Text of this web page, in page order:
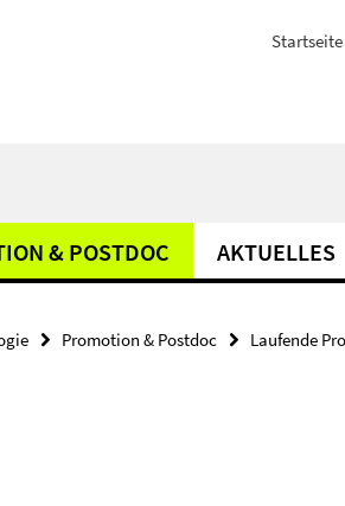
Startseite
& POSTDOC AKTUELLES
Promotion & Postdoc Laufende